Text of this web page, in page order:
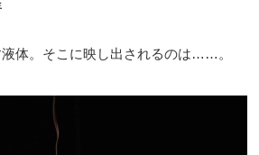
液体。そこに映し出されるのは……。